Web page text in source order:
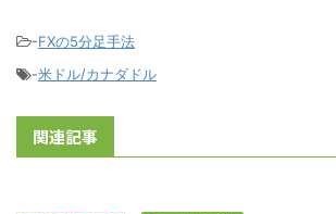
-FXの5分足手法
-米ドル/カナダドル
関連記事